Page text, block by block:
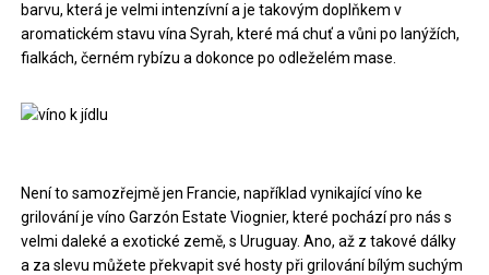
barvu, která je velmi intenzívní a je takovým doplňkem v
aromatickém stavu vína Syrah, které má chuť a vůni po lanýžích,
fialkách, černém rybízu a dokonce po odleželém mase.
Není to samozřejmě jen Francie, například vynikající víno ke
grilování je víno Garzón Estate Viognier, které pochází pro nás s
velmi daleké a exotické země, s Uruguay. Ano, až z takové dálky
a za slevu můžete překvapit své hosty při grilování bílým suchým